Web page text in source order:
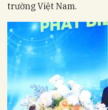
trường Việt Nam.